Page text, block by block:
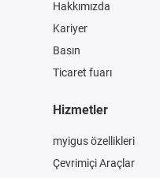
Hakkımızda
Kariyer
Basın
Ticaret fuarı
Hizmetler
myigus özellikleri
Çevrimiçi Araçlar